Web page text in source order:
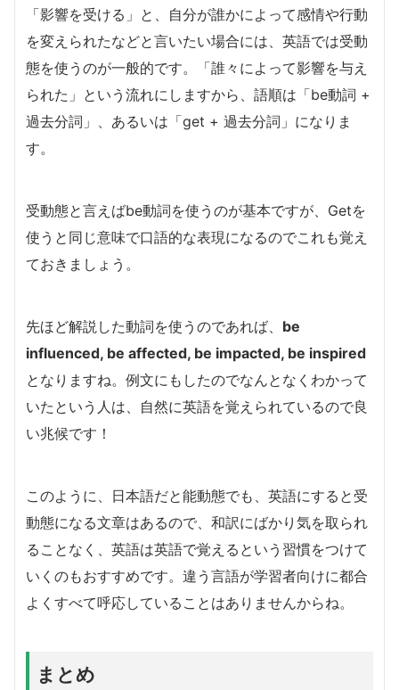
「影響を受ける」と、自分が誰かによって感情や行動
を変えられたなどと言いたい場合には、英語では受動
態を使うのが一般的です。「誰々によって影響を与え
られた」という流れにしますから、語順は「be動詞 +
過去分詞」、あるいは「get + 過去分詞」になりま
す。
受動態と言えばbe動詞を使うのが基本ですが、Getを
使うと同じ意味で口語的な表現になるのでこれも覚え
ておきましょう。
先ほど解説した動詞を使うのであれば、 be
influenced, be affected, be impacted, be inspired
となりますね。例文にもしたのでなんとなくわかって
いたという人は、自然に英語を覚えられているので良
い兆候です！
このように、日本語だと能動態でも、英語にすると受
動態になる文章はあるので、和訳にばかり気を取られ
ることなく、英語は英語で覚えるという習慣をつけて
いくのもおすすめです。違う言語が学習者向けに都合
よくすべて呼応していることはありませんからね。
まとめ